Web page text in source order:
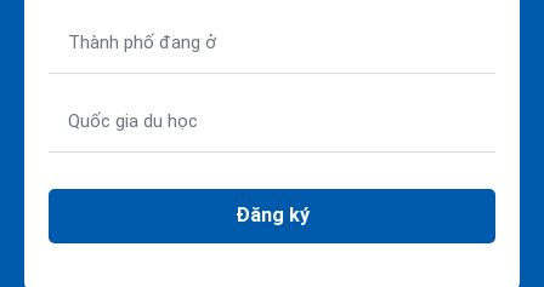
Đăng ký